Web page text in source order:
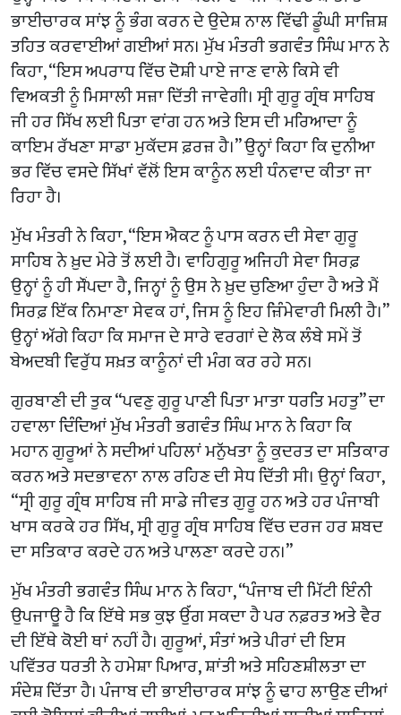
ਭਾਈਚਾਰਕ ਸਾਂਝ ਨੂੰ ਭੰਗ ਕਰਨ ਦੇ ਉਦੇਸ਼ ਨਾਲ ਵਿੱਢੀ ਡੂੰਘੀ ਸਾਜ਼ਿਸ਼
ਤਹਿਤ ਕਰਵਾਈਆਂ ਗਈਆਂ ਸਨ। ਮੁੱਖ ਮੰਤਰੀ ਭਗਵੰਤ ਸਿੰਘ ਮਾਨ ਨੇ
ਕਿਹਾ, “ਇਸ ਅਪਰਾਧ ਵਿੱਚ ਦੋਸ਼ੀ ਪਾਏ ਜਾਣ ਵਾਲੇ ਕਿਸੇ ਵੀ
ਵਿਅਕਤੀ ਨੂੰ ਮਿਸਾਲੀ ਸਜ਼ਾ ਦਿੱਤੀ ਜਾਵੇਗੀ। ਸ੍ਰੀ ਗੁਰੂ ਗ੍ਰੰਥ ਸਾਹਿਬ
ਜੀ ਹਰ ਸਿੱਖ ਲਈ ਪਿਤਾ ਵਾਂਗ ਹਨ ਅਤੇ ਇਸ ਦੀ ਮਰਿਆਦਾ ਨੂੰ
ਕਾਇਮ ਰੱਖਣਾ ਸਾਡਾ ਮੁਕੱਦਸ ਫ਼ਰਜ਼ ਹੈ।” ਉਨ੍ਹਾਂ ਕਿਹਾ ਕਿ ਦੁਨੀਆ
ਭਰ ਵਿੱਚ ਵਸਦੇ ਸਿੱਖਾਂ ਵੱਲੋਂ ਇਸ ਕਾਨੂੰਨ ਲਈ ਧੰਨਵਾਦ ਕੀਤਾ ਜਾ
ਰਿਹਾ ਹੈ।
ਮੁੱਖ ਮੰਤਰੀ ਨੇ ਕਿਹਾ, “ਇਸ ਐਕਟ ਨੂੰ ਪਾਸ ਕਰਨ ਦੀ ਸੇਵਾ ਗੁਰੂ
ਸਾਹਿਬ ਨੇ ਖ਼ੁਦ ਮੇਰੇ ਤੋਂ ਲਈ ਹੈ। ਵਾਹਿਗੁਰੂ ਅਜਿਹੀ ਸੇਵਾ ਸਿਰਫ਼
ਉਨ੍ਹਾਂ ਨੂੰ ਹੀ ਸੌਂਪਦਾ ਹੈ, ਜਿਨ੍ਹਾਂ ਨੂੰ ਉਸ ਨੇ ਖ਼ੁਦ ਚੁਣਿਆ ਹੁੰਦਾ ਹੈ ਅਤੇ ਮੈਂ
ਸਿਰਫ਼ ਇੱਕ ਨਿਮਾਣਾ ਸੇਵਕ ਹਾਂ, ਜਿਸ ਨੂੰ ਇਹ ਜ਼ਿੰਮੇਵਾਰੀ ਮਿਲੀ ਹੈ।”
ਉਨ੍ਹਾਂ ਅੱਗੇ ਕਿਹਾ ਕਿ ਸਮਾਜ ਦੇ ਸਾਰੇ ਵਰਗਾਂ ਦੇ ਲੋਕ ਲੰਬੇ ਸਮੇਂ ਤੋਂ
ਬੇਅਦਬੀ ਵਿਰੁੱਧ ਸਖ਼ਤ ਕਾਨੂੰਨਾਂ ਦੀ ਮੰਗ ਕਰ ਰਹੇ ਸਨ।
ਗੁਰਬਾਣੀ ਦੀ ਤੁਕ “ਪਵਣੁ ਗੁਰੂ ਪਾਣੀ ਪਿਤਾ ਮਾਤਾ ਧਰਤਿ ਮਹਤੁ” ਦਾ
ਹਵਾਲਾ ਦਿੰਦਿਆਂ ਮੁੱਖ ਮੰਤਰੀ ਭਗਵੰਤ ਸਿੰਘ ਮਾਨ ਨੇ ਕਿਹਾ ਕਿ
ਮਹਾਨ ਗੁਰੂਆਂ ਨੇ ਸਦੀਆਂ ਪਹਿਲਾਂ ਮਨੁੱਖਤਾ ਨੂੰ ਕੁਦਰਤ ਦਾ ਸਤਿਕਾਰ
ਕਰਨ ਅਤੇ ਸਦਭਾਵਨਾ ਨਾਲ ਰਹਿਣ ਦੀ ਸੇਧ ਦਿੱਤੀ ਸੀ। ਉਨ੍ਹਾਂ ਕਿਹਾ,
“ਸ੍ਰੀ ਗੁਰੂ ਗ੍ਰੰਥ ਸਾਹਿਬ ਜੀ ਸਾਡੇ ਜੀਵਤ ਗੁਰੂ ਹਨ ਅਤੇ ਹਰ ਪੰਜਾਬੀ
ਖਾਸ ਕਰਕੇ ਹਰ ਸਿੱਖ, ਸ੍ਰੀ ਗੁਰੂ ਗ੍ਰੰਥ ਸਾਹਿਬ ਵਿੱਚ ਦਰਜ ਹਰ ਸ਼ਬਦ
ਦਾ ਸਤਿਕਾਰ ਕਰਦੇ ਹਨ ਅਤੇ ਪਾਲਣਾ ਕਰਦੇ ਹਨ।”
ਮੁੱਖ ਮੰਤਰੀ ਭਗਵੰਤ ਸਿੰਘ ਮਾਨ ਨੇ ਕਿਹਾ, “ਪੰਜਾਬ ਦੀ ਮਿੱਟੀ ਇੰਨੀ
ਉਪਜਾਊ ਹੈ ਕਿ ਇੱਥੇ ਸਭ ਕੁਝ ਉੱਗ ਸਕਦਾ ਹੈ ਪਰ ਨਫ਼ਰਤ ਅਤੇ ਵੈਰ
ਦੀ ਇੱਥੇ ਕੋਈ ਥਾਂ ਨਹੀਂ ਹੈ। ਗੁਰੂਆਂ, ਸੰਤਾਂ ਅਤੇ ਪੀਰਾਂ ਦੀ ਇਸ
ਪਵਿੱਤਰ ਧਰਤੀ ਨੇ ਹਮੇਸ਼ਾ ਪਿਆਰ, ਸ਼ਾਂਤੀ ਅਤੇ ਸਹਿਣਸ਼ੀਲਤਾ ਦਾ
ਸੰਦੇਸ਼ ਦਿੱਤਾ ਹੈ। ਪੰਜਾਬ ਦੀ ਭਾਈਚਾਰਕ ਸਾਂਝ ਨੂੰ ਢਾਹ ਲਾਉਣ ਦੀਆਂ